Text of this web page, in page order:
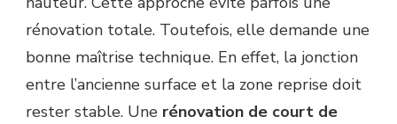
rénovation totale. Toutefois, elle demande une
bonne maîtrise technique. En effet, la jonction
entre l’ancienne surface et la zone reprise doit
rester stable. Une rénovation de court de